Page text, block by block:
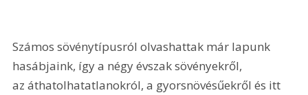
Számos sövénytípusról olvashattak már lapunk
hasábjaink, így a négy évszak sövényekről,
az áthatolhatatlanokról, a gyorsnövésűekről és itt